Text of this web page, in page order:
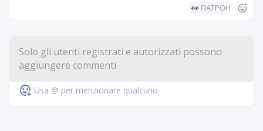
👀 ПАТРОН
Usa @ per menzionare qualcuno